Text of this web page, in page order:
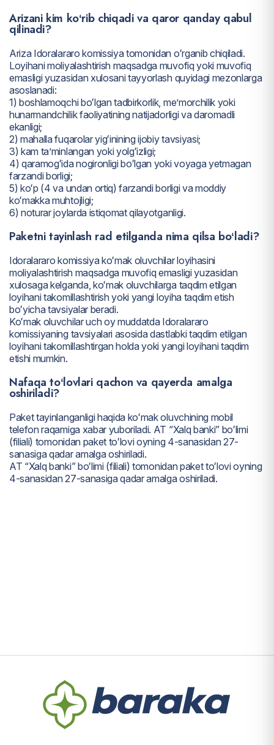
Arizani kim koʻrib chiqadi va qaror qanday qabul
qilinadi?
Ariza Idoralararo komissiya tomonidan oʻrganib chiqiladi.
Loyihani moliyalashtirish maqsadga muvofiq yoki muvofiq
emasligi yuzasidan xulosani tayyorlash quyidagi mezonlarga
asoslanadi:
1) boshlamoqchi boʻlgan tadbirkorlik, meʼmorchilik yoki
hunarmandchilik faoliyatining natijadorligi va daromadli
ekanligi;
2) mahalla fuqarolar yigʻinining ijobiy tavsiyasi;
3) kam taʼminlangan yoki yolgʻizligi;
4) qaramogʻida nogironligi boʻlgan yoki voyaga yetmagan
farzandi borligi;
5) koʻp (4 va undan ortiq) farzandi borligi va moddiy
koʻmakka muhtojligi;
6) noturar joylarda istiqomat qilayotganligi.
Paketni tayinlash rad etilganda nima qilsa boʻladi?
Idoralararo komissiya koʻmak oluvchilar loyihasini
moliyalashtirish maqsadga muvofiq emasligi yuzasidan
xulosaga kelganda, koʻmak oluvchilarga taqdim etilgan
loyihani takomillashtirish yoki yangi loyiha taqdim etish
boʻyicha tavsiyalar beradi.
Koʻmak oluvchilar uch oy muddatda Idoralararo
komissiyaning tavsiyalari asosida dastlabki taqdim etilgan
loyihani takomillashtirgan holda yoki yangi loyihani taqdim
etishi mumkin.
Nafaqa toʻlovlari qachon va qayerda amalga
oshiriladi?
Paket tayinlanganligi haqida koʻmak oluvchining mobil
telefon raqamiga xabar yuboriladi. AT “Xalq banki” boʻlimi
(filiali) tomonidan paket toʻlovi oyning 4-sanasidan 27-
sanasiga qadar amalga oshiriladi.
AT “Xalq banki” boʻlimi (filiali) tomonidan paket toʻlovi oyning
4-sanasidan 27-sanasiga qadar amalga oshiriladi.